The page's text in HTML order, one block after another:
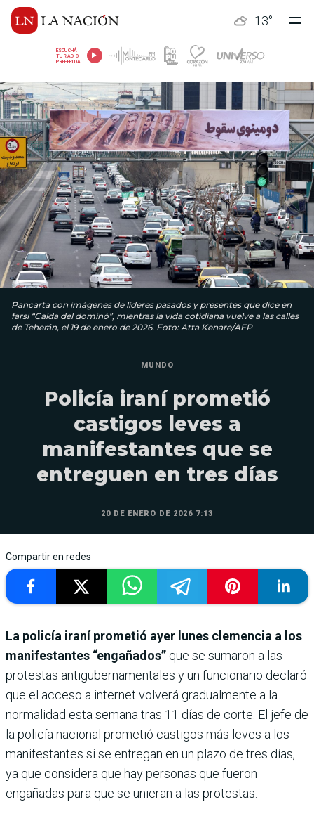
13°
ESCUCHÁ
TU RADIO
PREFERIDA
Pancarta con imágenes de líderes pasados ​​y presentes que dice en
farsi “Caída del dominó”, mientras la vida cotidiana vuelve a las calles
de Teherán, el 19 de enero de 2026. Foto: Atta Kenare/AFP
MUNDO
Policía iraní prometió
castigos leves a
manifestantes que se
entreguen en tres días
20 DE ENERO DE 2026 7:13
Compartir en redes
La policía iraní prometió ayer lunes clemencia a los
manifestantes “engañados” que se sumaron a las
protestas antigubernamentales y un funcionario declaró
que el acceso a internet volverá gradualmente a la
normalidad esta semana tras 11 días de corte. El jefe de
la policía nacional prometió castigos más leves a los
manifestantes si se entregan en un plazo de tres días,
ya que considera que hay personas que fueron
engañadas para que se unieran a las protestas.